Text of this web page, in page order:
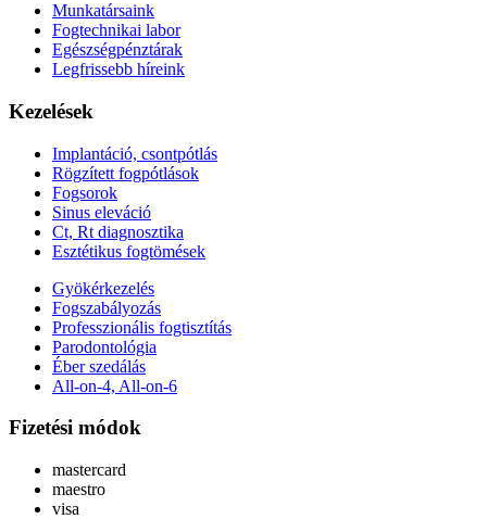
Munkatársaink
Fogtechnikai labor
Egészségpénztárak
Legfrissebb híreink
Kezelések
Implantáció, csontpótlás
Rögzített fogpótlások
Fogsorok
Sinus eleváció
Ct, Rt diagnosztika
Esztétikus fogtömések
Gyökérkezelés
Fogszabályozás
Professzionális fogtisztítás
Parodontológia
Éber szedálás
All-on-4, All-on-6
Fizetési módok
mastercard
maestro
visa